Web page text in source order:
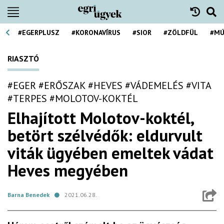
#EGERPLUSZ #KORONAVÍRUS #SIOR #ZÖLDFÜL
RIASZTÓ
#EGER #ERŐSZAK#HEVES #VÁDEMELÉS #VITA
#TERPES #MOLOTOV-KOKTÉL
Elhajított Molotov-koktél,
betört szélvédők: eldurvult
viták ügyében emeltek vádat
Heves megyében
Barna Benedek 2021.06.28.